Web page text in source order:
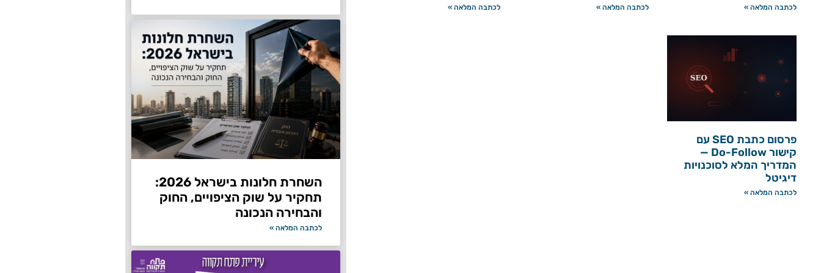
לכתבה המלאה » לכתבה המלאה » לכתבה המלאה »
פרסום כתבת SEO עם
קישור Do-Follow —
המדריך המלא לסוכנויות
דיגיטל
לכתבה המלאה »
השחרת חלונות בישראל 2026:
תחקיר על שוק הציפויים, החוק
והבחירה הנכונה
לכתבה המלאה »